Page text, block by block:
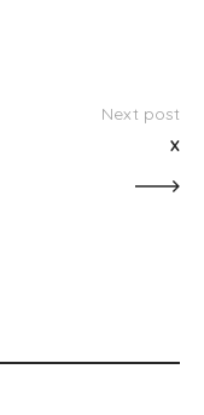
Next post
x